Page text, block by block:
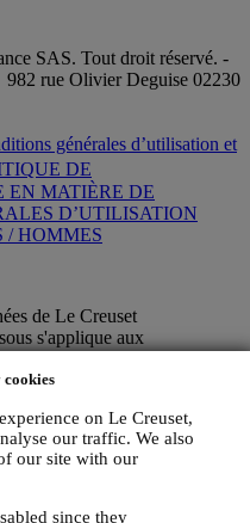
cookies
on Le Creuset,
our traffic. We also
our site with our
since they
SAS. Tout droit réservé. -
rue Olivier Deguise 02230
générales d’utilisation et
DE
EN MATIÈRE DE
D’UTILISATION
/ HOMMES
de Le Creuset
s'applique aux
B2B
toujours comment et
est notre priorité
en toute sécurité et en
législation européenne sur la